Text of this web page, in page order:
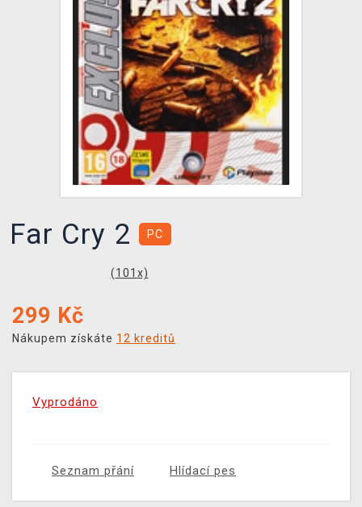
DOPRAVA
XZONE KLUB
TCG & BOARDGAME HUB
VÝKUP HER (BAZAR)
Far Cry 2 PC
(101 x)
299 Kč
Nákupem získáte 12 kreditů
Vyprodáno
Seznam přání Hlídací pes